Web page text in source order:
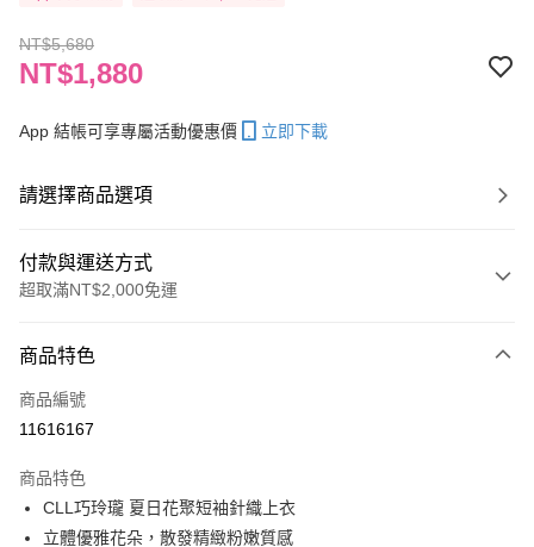
NT$5,680
NT$1,880
App 結帳可享專屬活動優惠價 立即下載
請選擇商品選項
付款與運送方式
超取滿NT$2,000免運
信用卡一次付款
信用卡分期付款
合作金庫商業銀行
華南商業銀行
彰化商業銀行
上海商業儲蓄銀行
台北富邦商業銀行
超商取貨付款
LINE Pay
商品特色
商品編號
11616167
商品特色
CLL巧玲瓏 夏日花聚短袖針織上衣
立體優雅花朵，散發精緻粉嫩質感